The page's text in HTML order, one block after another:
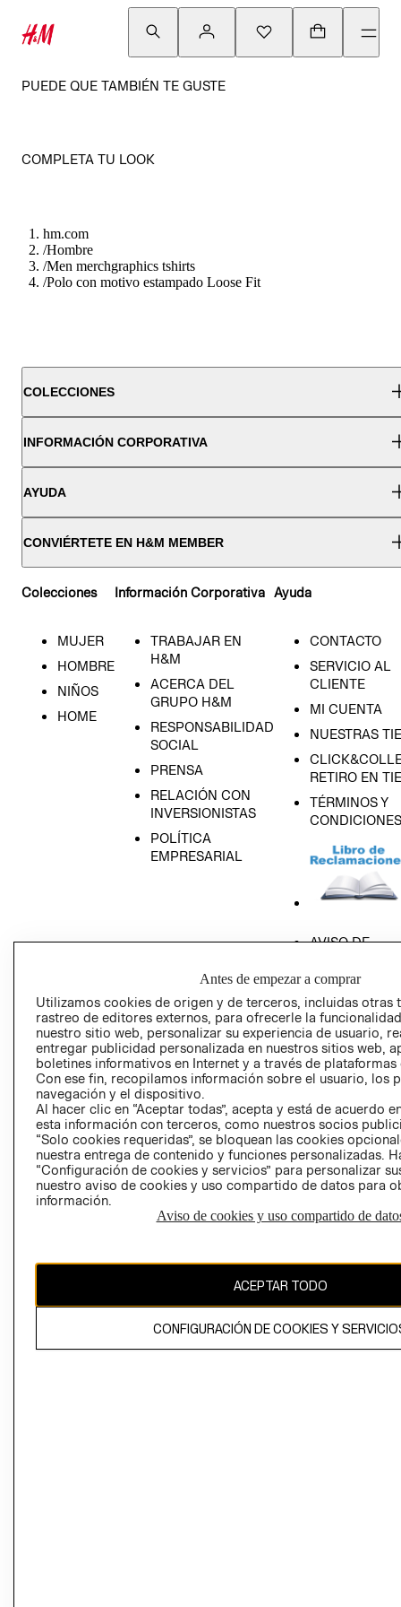
PUEDE QUE TAMBIÉN TE GUSTE
COMPLETA TU LOOK
hm.com
/Hombre
/Men merchgraphics tshirts
/Polo con motivo estampado Loose Fit
COLECCIONES
INFORMACIÓN CORPORATIVA
AYUDA
CONVIÉRTETE EN H&M MEMBER
Colecciones
MUJER
HOMBRE
NIÑOS
HOME
Información Corporativa
TRABAJAR EN
H&M
ACERCA DEL
GRUPO H&M
RESPONSABILIDAD
SOCIAL
PRENSA
RELACIÓN CON
INVERSIONISTAS
POLÍTICA
EMPRESARIAL
Ayuda
CONTACTO
SERVICIO AL
CLIENTE
MI CUENTA
NUESTRAS
RETIRO EN
TÉRMINOS Y
CONDICIONES
AVISO DE
GIFT CARD
AVISO DE
Perú (S/)
CAMBIAR REGIÓN
propiedad de H&M Hennes & Mauritz AB
Antes de empezar a comprar
Utilizamos cookies de origen y de terceros, incluidas otras
rastreo de editores externos, para ofrecerle la
nuestro sitio web, personalizar su experiencia de usuario,
entregar publicidad personalizada en nuestros sitios web,
boletines informativos en Internet y a través de plataformas
Con ese fin, recopilamos información sobre el usuario, los
navegación y el dispositivo.
Al hacer clic en “Aceptar todas”, acepta y está de acuerdo
esta información con terceros, como nuestros socios
“Solo cookies requeridas”, se bloquean las cookies
nuestra entrega de contenido y funciones personalizadas.
“Configuración de cookies y servicios” para personalizar
nuestro aviso de cookies y uso compartido de datos para
información.
Aviso de cookies y uso compartido de
ACEPTAR TODO
CONFIGURACIÓN DE COOKIES Y